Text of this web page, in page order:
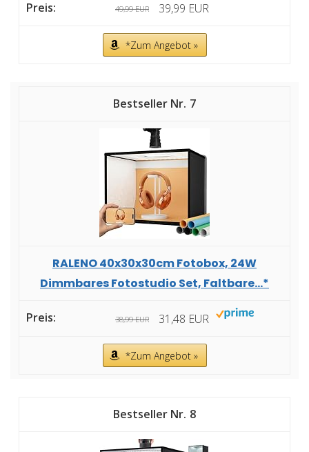
49,99 EUR 39,99 EUR
*Zum Angebot »
7
RALENO 40x30x30cm Fotobox, 24W
Dimmbares Fotostudio Set, Faltbare...*
38,99 EUR 31,48 EUR
*Zum Angebot »
8